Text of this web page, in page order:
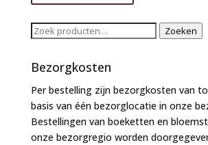
Zoeken
Zoeken
Bezorgkosten
Per bestelling zijn bezorgkosten van
basis van één bezorglocatie in onze
Bestellingen van boeketten en
onze bezorgregio worden